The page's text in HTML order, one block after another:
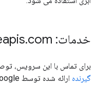
خدمات: keep .com
برای تماس با این سرویس،
گیرنده